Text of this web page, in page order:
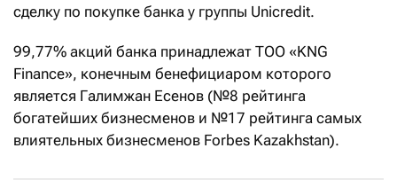
сделку по покупке банка у группы Unicredit.
99,77% акций банка принадлежат ТОО «KNG
Finance», конечным бенефициаром которого
является Галимжан Есенов (№8 рейтинга
богатейших бизнесменов и №17 рейтинга самых
влиятельных бизнесменов Forbes Kazakhstan).